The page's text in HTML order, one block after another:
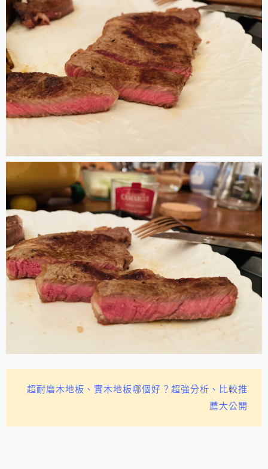
超耐磨木地板、實木地板哪個好？超強分析、比較推
薦大公開